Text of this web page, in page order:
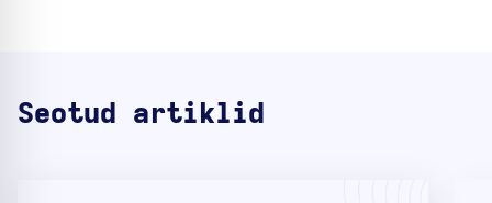
Seotud artiklid